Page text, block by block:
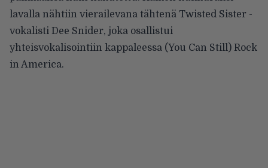
lavalla nähtiin vierailevana tähtenä Twisted Sister -
vokalisti Dee Snider, joka osallistui
yhteisvokalisointiin kappaleessa (You Can Still) Rock
in America.